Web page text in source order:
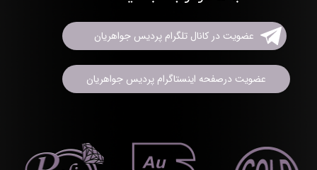
عضویت در کانال تلگرام پردیس جواهریان
عضویت درصفحه اینستاگرام پردیس جواهریان